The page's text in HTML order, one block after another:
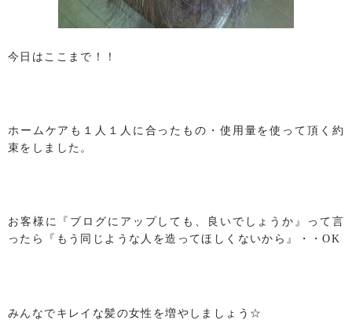
今日はここまで！！
ホームケアも１人１人に合ったもの・使用量を使って頂く約
束をしました。
お客様に『ブログにアップしても、良いでしょうか』って言
ったら『もう同じような人を造ってほしくないから』・・OK
みんなでキレイな髪の女性を増やしましょう☆